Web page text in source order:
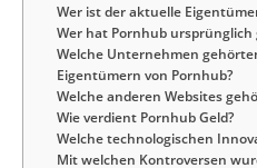
Wer ist der aktuelle
Wer hat Pornhub ursprünglich
Welche Unternehmen
Eigentümern von Pornhub?
Welche anderen Websites
Wie verdient Pornhub Geld?
Welche technologischen
Mit welchen Kontroversen